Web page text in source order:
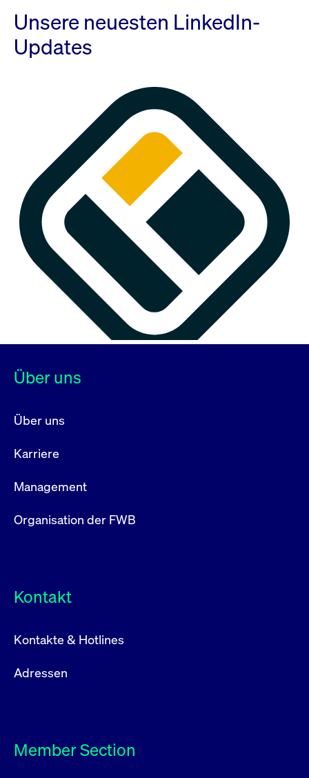
Unsere neuesten LinkedIn-
Updates
Über uns
Über uns
Karriere
Management
Organisation der FWB
Kontakt
Kontakte & Hotlines
Adressen
Member Section